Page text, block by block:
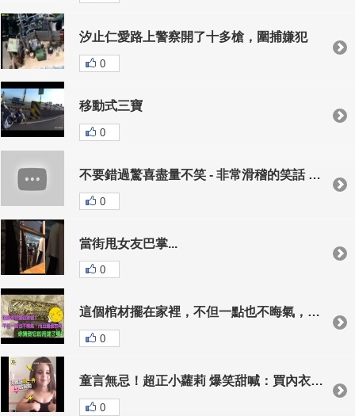
汐止仁愛路上警察開了十多槍，圍捕嫌犯
0
移動式三寶
0
不要錯過驚喜盡量不笑 - 非常滑稽的笑話 - 笑不停哈哈 P12
0
當街甩女友巴掌...
0
這個棺材擺在家裡，不但一點也不晦氣，而且還很吉祥，它的用途更是讓你意想不到
0
童言無忌！超正小蘿莉 爆笑甜喊：買內衣給我
0